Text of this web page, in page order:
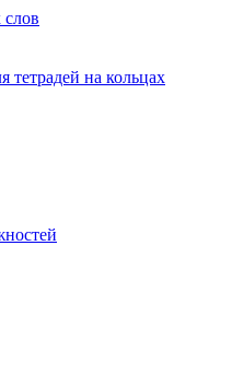
тетрадей на кольцах